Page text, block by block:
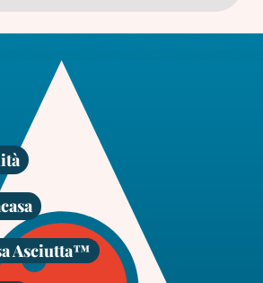
Asciutta™